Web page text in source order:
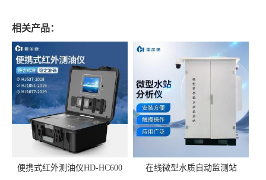
相关产品：
便携式红外测油仪HD-HC600 在线微型水质自动监测站